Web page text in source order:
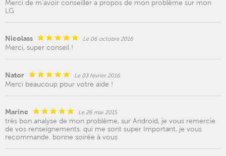
Merci de m'avoir conseiller a propos de mon problème sur mon
LG
Nicolass Le 06 octobre 2016
Merci, super conseil !
Nator Le 03 février 2016
Merci beaucoup pour votre aide !
Marine Le 26 mai 2015
très bon analyse de mon problème, sur Android, je vous remercie
de vos renseignements. qui me sont super Important, je vous
recommande. bonne soirée à vous